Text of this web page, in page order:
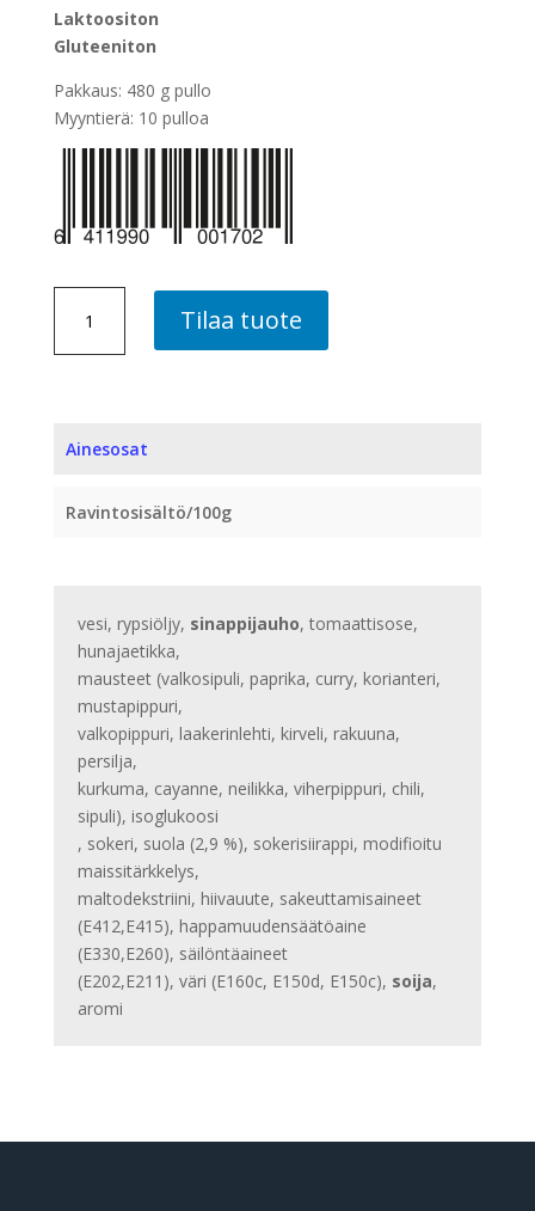
Laktoositon
Gluteeniton
Pakkaus: 480 g pullo
Myyntierä: 10 pulloa
PIPPURIMARINADI,
10
Tilaa tuote
Ainesosat
Ravintosisältö/100g
vesi, rypsiöljy, sinappijauho, tomaattisose,
hunajaetikka,
mausteet (valkosipuli, paprika, curry, korianteri,
mustapippuri,
valkopippuri, laakerinlehti, kirveli, rakuuna,
persilja,
kurkuma, cayanne, neilikka, viherpippuri, chili,
sipuli), isoglukoosi
, sokeri, suola (2,9 %), sokerisiirappi, modifioitu
maissitärkkelys,
maltodekstriini, hiivauute, sakeuttamisaineet
(E412,E415), happamuudensäätöaine
(E330,E260), säilöntäaineet
(E202,E211), väri (E160c, E150d, E150c), soija,
aromi